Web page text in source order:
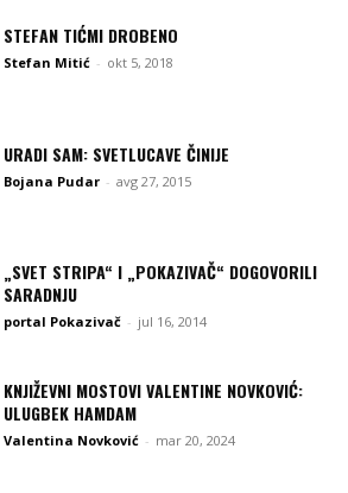
STEFAN TIĆMI DROBENO
Stefan Mitić - okt 5, 2018
URADI SAM: SVETLUCAVE ČINIJE
Bojana Pudar - avg 27, 2015
„SVET STRIPA“ I „POKAZIVAČ“ DOGOVORILI
SARADNJU
portal Pokazivač - jul 16, 2014
KNJIŽEVNI MOSTOVI VALENTINE NOVKOVIĆ:
ULUGBEK HAMDAM
Valentina Novković - mar 20, 2024